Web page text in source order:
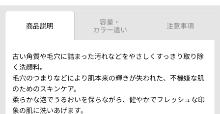
商品説明
容量・
カラー違い
注意事項
古い角質や毛穴に詰まった汚れなどをやさしくすっきり取り除
く洗顔料。
毛穴のつまりなどにより肌本来の輝きが失われた、不機嫌な肌
のためのスキンケア。
柔らかな泡でうるおいを保ちながら、健やかでフレッシュな印
象の肌に洗いあげます。